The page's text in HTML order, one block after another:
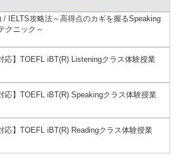
/ IELTS攻略法～高得点のカギを握るSpeaking
クニック～
応】TOEFL iBT(R) Listeningクラス体験授業
応】TOEFL iBT(R) Speakingクラス体験授業
応】TOEFL iBT(R) Readingクラス体験授業